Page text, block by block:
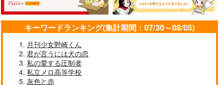
キーワードランキング(集計期間：07/30～08/05)
月刊少女野崎くん
君が言うには犬の恋
私の愛する圧制者
私立メロ高等学校
灰色と赤